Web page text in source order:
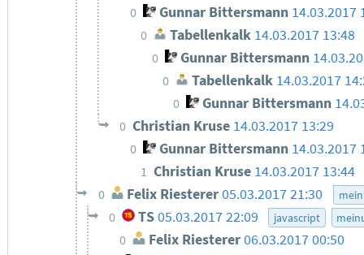
0 Gunnar Bittersmann 14.03.2017
0 Tabellenkalk 14.03.2017 13:48
0 Gunnar Bittersmann
0 Tabellenkalk 14.03.2017
0 Gunnar Bittersmann
0 Christian Kruse 14.03.2017 13:29
0 Gunnar Bittersmann 14.03.2017
1 Christian Kruse 14.03.2017 13:44
0 Felix Riesterer05.03.2017 21:30
0 TS 05.03.2017 22:09 javascript
0 Felix Riesterer06.03.2017 00:50